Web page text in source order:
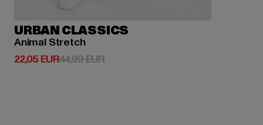
URBAN CLASSICS
Animal Stretch
22,05 EUR
Derzeitiger Preis: 22,05 EUR
44,99 EURAktionspreis: 44,99 EUR